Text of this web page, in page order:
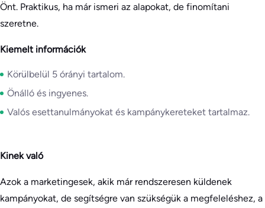
Önt. Praktikus, ha már ismeri az alapokat, de finomítani
szeretne.
Kiemelt információk
Körülbelül 5 órányi tartalom.
Önálló és ingyenes.
Valós esettanulmányokat és kampánykereteket tartalmaz.
Kinek való
Azok a marketingesek, akik már rendszeresen küldenek
kampányokat, de segítségre van szükségük a megfeleléshez, a